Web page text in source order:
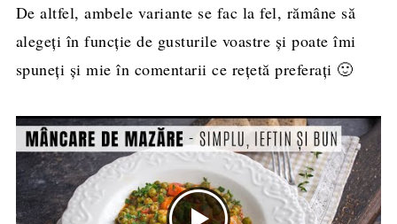
De altfel, ambele variante se fac la fel, rămâne să
alegeți în funcție de gusturile voastre și poate îmi
spuneți și mie în comentarii ce rețetă preferați 🙂